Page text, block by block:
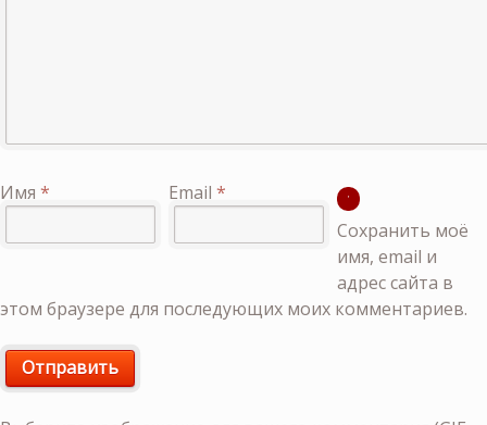
Имя * Email *
Сохранить моё
имя, email и
адрес сайта в
этом браузере для последующих моих комментариев.